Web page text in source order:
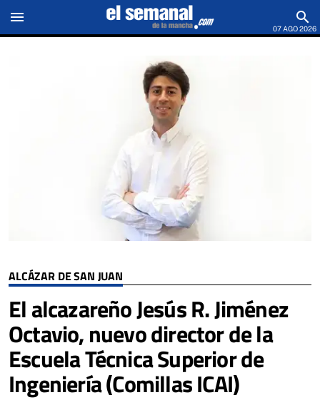
menu search
07 AGO 2026
ALCÁZAR DE SAN JUAN
El alcazareño Jesús R. Jiménez
Octavio, nuevo director de la
Escuela Técnica Superior de
Ingeniería (Comillas ICAI)